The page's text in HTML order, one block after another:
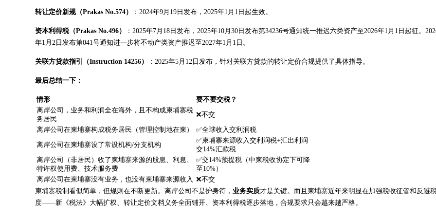
转让定价新规（Prakas No.574） ：2024年9月19日发布，2025年1月1日起生效。
资本利得税（Prakas No.496）
：2025年7月18日发布，2025年10月30日发布第34236号通知统一推迟六类资产至2026年1月1日起征。
年1月2日发布第041号通知进一步将不动产类资产推迟至2027年1月1日。
关联方贷款指引（Instruction 14256） ：2025年5月12日发布，针对关联方贷款的转让定价合规提供了具体指导。
最后总结一下：
情形
要不要交税？
离岸公司，业务和利润全在海外，且不构成柬埔寨税
务居民
❌不交
离岸公司在柬埔寨构成税务居民（管理控制地在柬） ✅全球收入交利润税
离岸公司在柬埔寨设了常设机构/分支机构
✅柬埔寨来源收入交利润税+汇出利润
交14%汇款税
离岸公司（非居民）收了柬埔寨来源的股息、利息、
特许权使用费、技术服务费
✅交14%预提税（中柬税收协定下可降
至10%）
离岸公司在柬埔寨没有业务，也没有柬埔寨来源收入 ❌不交
柬埔寨税制看似简单，但规则在不断更新。离岸公司不是护身符， 业务实质才是关键。而且柬埔寨近年来明显在加强税收征管和反避
度——新《税法》大幅扩权、转让定价文档义务全面铺开、资本利得税逐步落地，合规要求只会越来越严格。